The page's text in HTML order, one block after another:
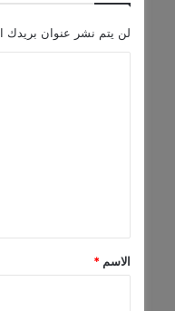
ق
لن يتم نشر عنوان بريدك
*
الاسم *